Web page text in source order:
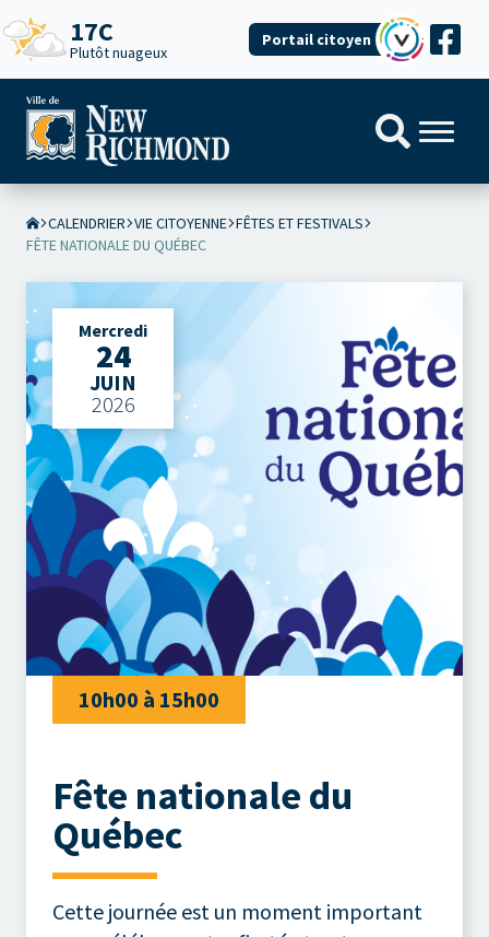
17C
Plutôt nuageux
Portail citoyen
CALENDRIER VIE CITOYENNE FÊTES ET FESTIVALS
FÊTE NATIONALE DU QUÉBEC
Mercredi
24
JUIN
2026
10h00 à 15h00
Fête nationale du
Québec
Cette journée est un moment important